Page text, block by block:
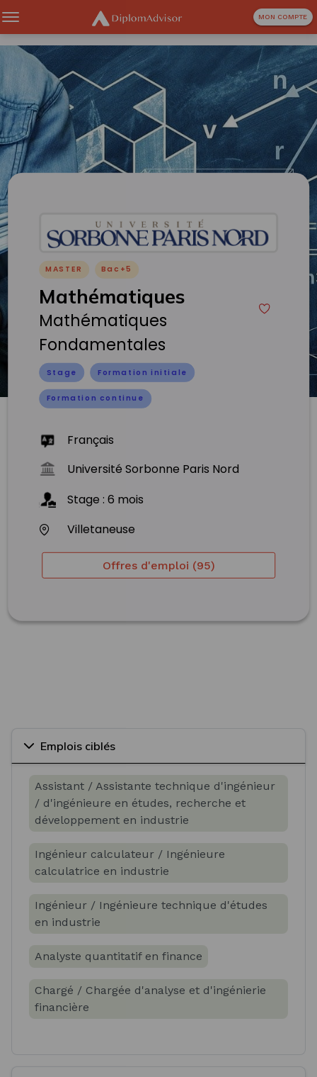
MON COMPTE
MASTER Bac+5
Mathématiques
Mathématiques
Fondamentales
Stage Formation initiale
Formation continue
Français
Université Sorbonne Paris Nord
Stage :6 mois
Villetaneuse
Offres d'emploi (95)
Emplois ciblés
Assistant / Assistante technique d'ingénieur
/ d'ingénieure en études, recherche et
développement en industrie
Ingénieur calculateur / Ingénieure
calculatrice en industrie
Ingénieur / Ingénieure technique d'études
en industrie
Analyste quantitatif en finance
Chargé / Chargée d'analyse et d'ingénierie
financière